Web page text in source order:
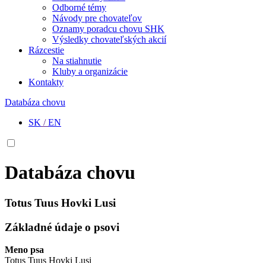
Odborné témy
Návody pre chovateľov
Oznamy poradcu chovu SHK
Výsledky chovateľských akcií
Rázcestie
Na stiahnutie
Kluby a organizácie
Kontakty
Databáza chovu
SK /EN
Databáza chovu
Totus Tuus Hovki Lusi
Základné údaje o psovi
Meno psa
Totus Tuus Hovki Lusi